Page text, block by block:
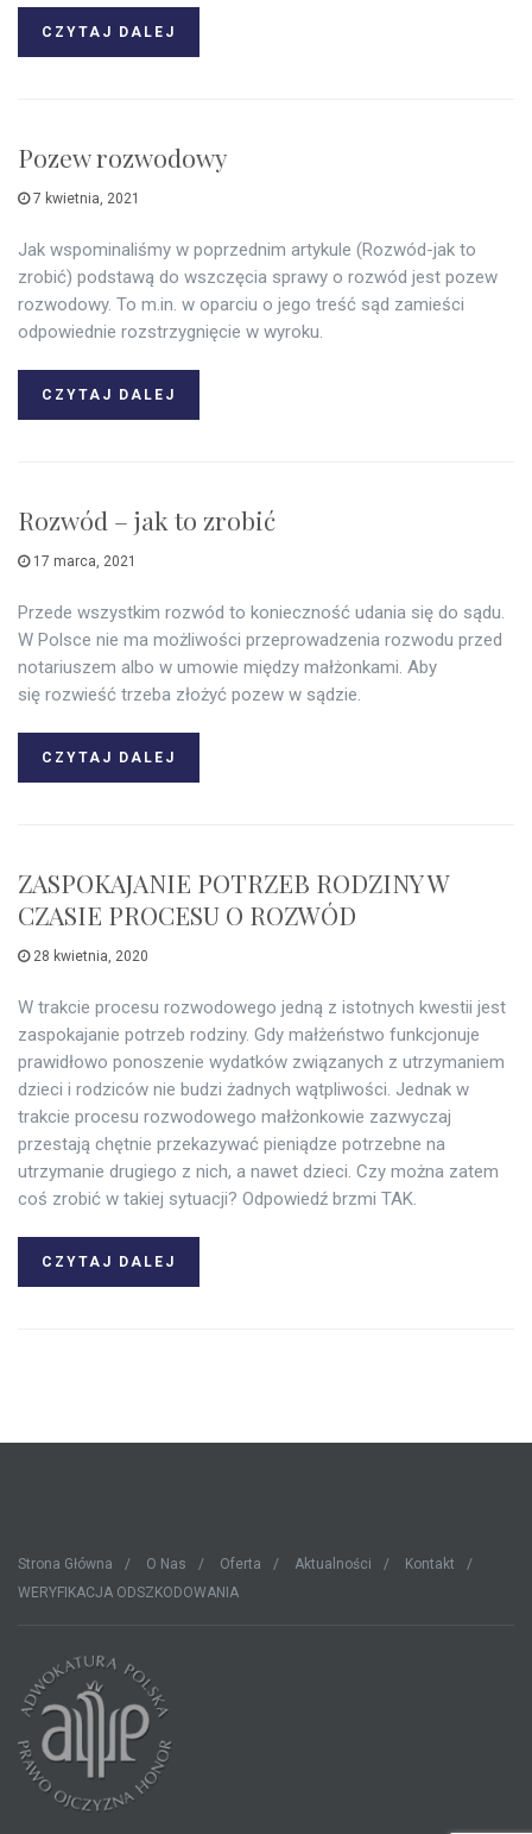
CZYTAJ DALEJ
Pozew rozwodowy
7 kwietnia, 2021
Jak wspominaliśmy w poprzednim artykule (Rozwód-jak to
zrobić) podstawą do wszczęcia sprawy o rozwód jest pozew
rozwodowy. To m.in. w oparciu o jego treść sąd zamieści
odpowiednie rozstrzygnięcie w wyroku.
CZYTAJ DALEJ
Rozwód – jak to zrobić
17 marca, 2021
Przede wszystkim rozwód to konieczność udania się do sądu.
W Polsce nie ma możliwości przeprowadzenia rozwodu przed
notariuszem albo w umowie między małżonkami. Aby
się rozwieść trzeba złożyć pozew w sądzie.
CZYTAJ DALEJ
ZASPOKAJANIE POTRZEB RODZINY W
CZASIE PROCESU O ROZWÓD
28 kwietnia, 2020
W trakcie procesu rozwodowego jedną z istotnych kwestii jest
zaspokajanie potrzeb rodziny. Gdy małżeństwo funkcjonuje
prawidłowo ponoszenie wydatków związanych z utrzymaniem
dzieci i rodziców nie budzi żadnych wątpliwości. Jednak w
trakcie procesu rozwodowego małżonkowie zazwyczaj
przestają chętnie przekazywać pieniądze potrzebne na
utrzymanie drugiego z nich, a nawet dzieci. Czy można zatem
coś zrobić w takiej sytuacji? Odpowiedź brzmi TAK.
CZYTAJ DALEJ
Strona Główna O Nas Oferta Aktualności
Kontakt
WERYFIKACJA ODSZKODOWANIA